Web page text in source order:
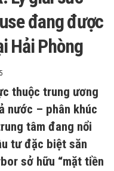
đang được
Hải Phòng
thuộc trung ương
nước – phân khúc
tâm đang nổi
tư đặc biệt săn
sở hữu “mặt tiền